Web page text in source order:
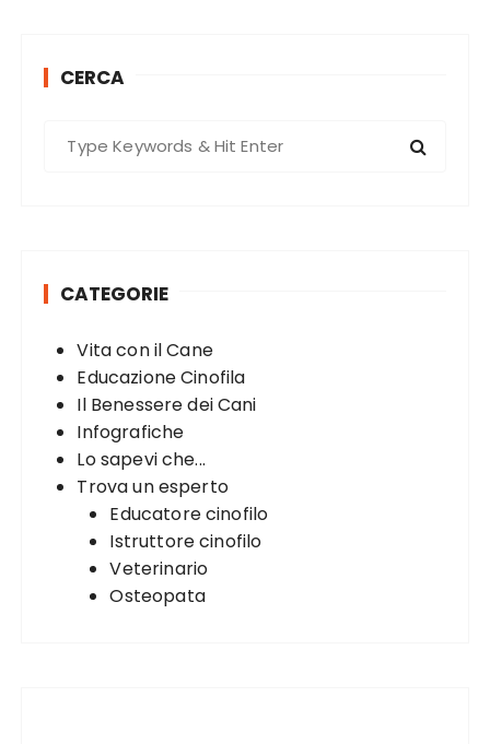
CERCA
CATEGORIE
Vita con il Cane
Educazione Cinofila
Il Benessere dei Cani
Infografiche
Lo sapevi che...
Trova un esperto
Educatore cinofilo
Istruttore cinofilo
Veterinario
Osteopata